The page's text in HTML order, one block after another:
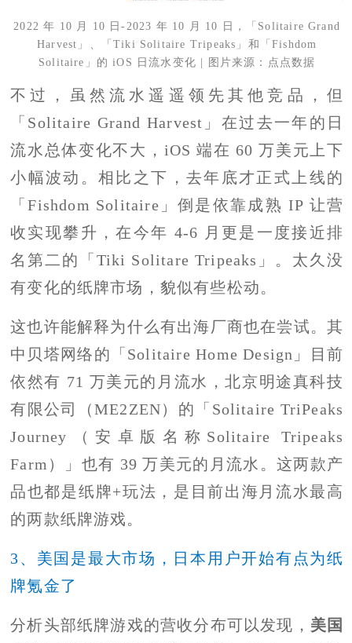
2022 年 10 月 10 日-2023 年 10 月 10 日，「Solitaire Grand
Harvest」、「Tiki Solitaire Tripeaks」和「Fishdom
Solitaire」的 iOS 日流水变化 | 图片来源：点点数据
不过，虽然流水遥遥领先其他竞品，但
「Solitaire Grand Harvest」在过去一年的日
流水总体变化不大，iOS 端在 60 万美元上下
小幅波动。相比之下，去年底才正式上线的
「Fishdom Solitaire」倒是依靠成熟 IP 让营
收实现攀升，在今年 4-6 月更是一度接近排
名第二的「Tiki Solitare Tripeaks」。太久没
有变化的纸牌市场，貌似有些松动。
这也许能解释为什么有出海厂商也在尝试。其
中贝塔网络的「Solitaire Home Design」目前
依然有 71 万美元的月流水，北京明途真科技
有限公司（ME2ZEN）的「Solitaire TriPeaks
Journey（安卓版名称Solitaire Tripeaks
Farm）」也有 39 万美元的月流水。这两款产
品也都是纸牌+玩法，是目前出海月流水最高
的两款纸牌游戏。
3、美国是最大市场，日本用户开始有点为纸
牌氪金了
分析头部纸牌游戏的营收分布可以发现， 美国